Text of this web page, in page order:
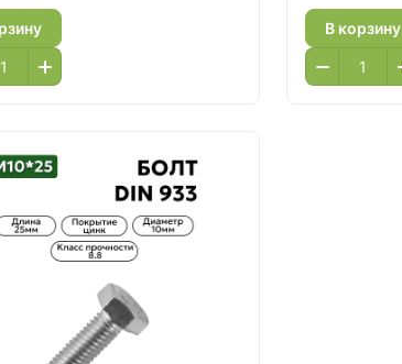
В корзину